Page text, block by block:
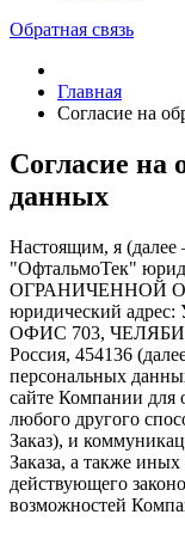
Обратная связь
Главная
Согласие на
Согласие на
данных
Настоящим, я
"ОфтальмоТек"
ОГРАНИЧЕННОЙ
юридический
ОФИС 703,
Россия, 454136
персональных
сайте Компании для
любого другого
Заказ), и
Заказа, а также
действующего
возможностей